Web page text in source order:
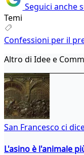
Seguici anche
Temi
Confessioni per il
Altro di Idee e
San Francesco ci
L'asino è l'animale